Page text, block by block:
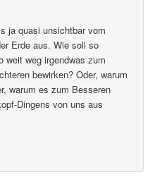
ja quasi unsichtbar vom
Erde aus. Wie soll so
weit weg irgendwas zum
bewirken? Oder, warum
warum es zum Besseren
Dingens von uns aus